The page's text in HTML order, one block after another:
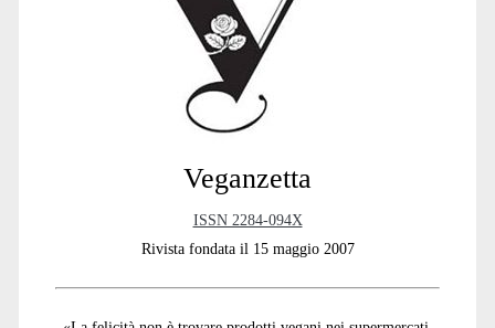
Veganzetta
ISSN 2284-094X
Rivista fondata il 15 maggio 2007